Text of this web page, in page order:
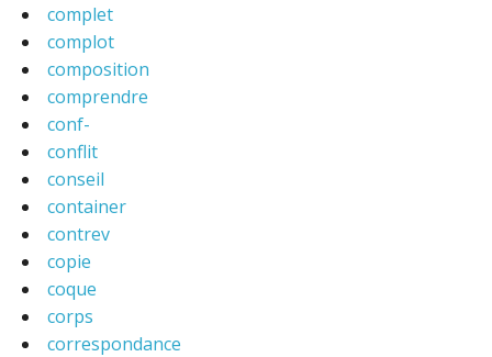
complet
complot
composition
comprendre
conf-
conflit
conseil
container
contrev
copie
coque
corps
correspondance